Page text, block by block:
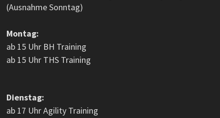
(Ausnahme Sonntag)
Montag:
ab 15 Uhr BH Training
ab 15 Uhr THS Training
Dienstag:
ab 17 Uhr Agility Training